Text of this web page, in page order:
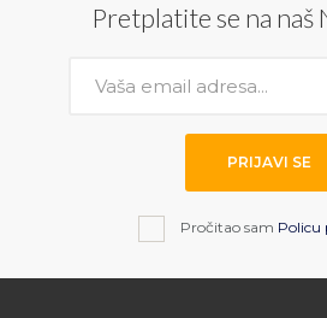
Pretplatite se na naš
PRIJAVI SE
Pročitao sam Policu